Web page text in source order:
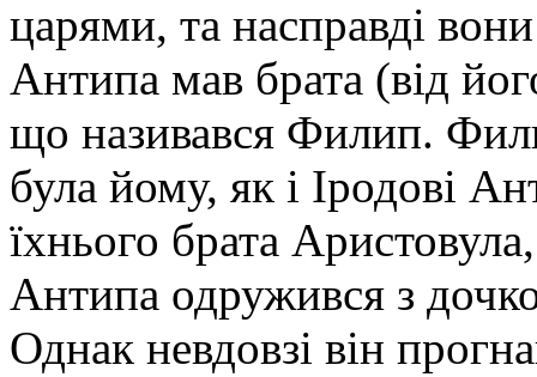
царями, та насправді
Антипа мав брата (від
що називався Филип.
була йому, як і Іродові
їхнього брата
Антипа одружився з
Однак невдовзі він